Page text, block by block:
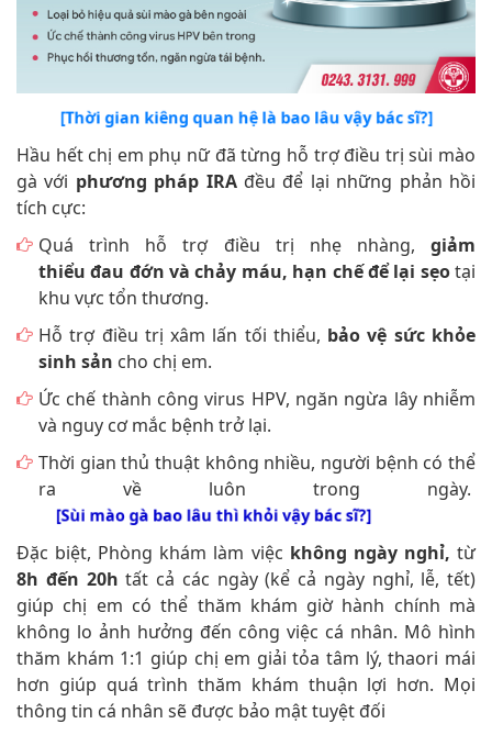
[Thời gian kiêng quan hệ là bao lâu vậy bác sĩ?]
Hầu hết chị em phụ nữ đã từng hỗ trợ điều trị sùi mào
gà với phương pháp IRAđều để lại những phản hồi
tích cực:
Quá trình hỗ trợ điều trị nhẹ nhàng, giảm
thiểu đau đớn và chảy máu, hạn chế để lại sẹotại
khu vực tổn thương.
Hỗ trợ điều trị xâm lấn tối thiểu, bảo vệ sức khỏe
sinh sản cho chị em.
Ức chế thành công virus HPV, ngăn ngừa lây nhiễm
và nguy cơ mắc bệnh trở lại.
Thời gian thủ thuật không nhiều, người bệnh có thể
ra về luôn trong ngày.
[Sùi mào gà bao lâu thì khỏi vậy bác sĩ?]
Đặc biệt, Phòng khám làm việc không ngày nghỉ,từ
8h đến 20h tất cả các ngày (kể cả ngày nghỉ, lễ, tết)
giúp chị em có thể thăm khám giờ hành chính mà
không lo ảnh hưởng đến công việc cá nhân. Mô hình
thăm khám 1:1 giúp chị em giải tỏa tâm lý, thaori mái
hơn giúp quá trình thăm khám thuận lợi hơn. Mọi
thông tin cá nhân sẽ được bảo mật tuyệt đối